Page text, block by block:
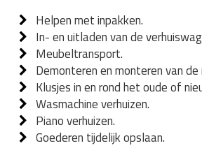
Helpen met inpakken.
In- en uitladen van de
Meubeltransport.
Demonteren en monteren van
Klusjes in en rond het oude of
Wasmachine verhuizen.
Piano verhuizen.
Goederen tijdelijk opslaan.